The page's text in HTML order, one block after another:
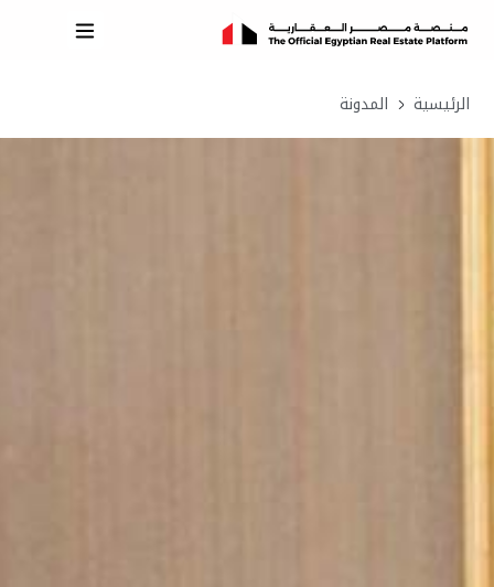
الرئيسية المدونة